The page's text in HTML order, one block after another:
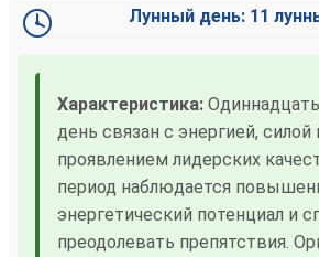
Лунный день: 11
Характеристика:
день связан с энергией,
проявлением лидерских
период наблюдается
энергетический потенциал и
преодолевать препятствия.